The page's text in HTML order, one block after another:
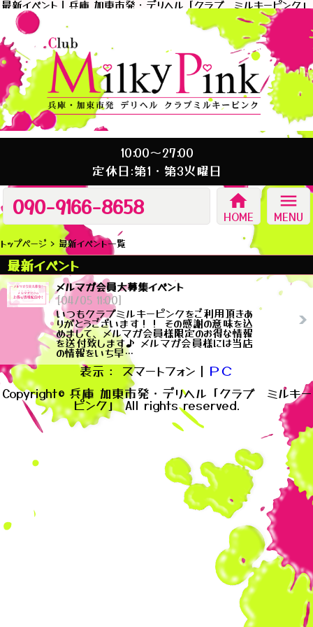
最新イベント｜兵庫 加東市発・デリヘル「クラブ ミルキーピンク」
10:00～27:00
定休日:第1・第3火曜日
090-9166-8658 home
HOME
menu
MENU
トップページ 最新イベント一覧
最新イベント
メルマガ会員大募集イベント
[04/05 11:00]
いつもクラブミルキーピンクをご利用頂きあ
りがとうございます！！ その感謝の意味を込
めまして、メルマガ会員様限定のお得な情報
を送付致します♪ メルマガ会員様には当店
の情報をいち早…
表示： スマートフォン｜ ＰＣ
Copyright© 兵庫 加東市発・デリヘル「クラブ ミルキー
ピンク」 All rights reserved.